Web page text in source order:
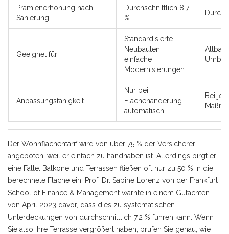
Prämienerhöhung nach
Sanierung
Durchschnittlich 8,7
%
Geeignet für
Standardisierte
Neubauten,
einfache
Modernisierungen
Anpassungsfähigkeit
Nur bei
Flächenänderung
automatisch
Bei
Der Wohnflächentarif wird von über 75 % der Versicherer
angeboten, weil er einfach zu handhaben ist. Allerdings birgt er
eine Falle: Balkone und Terrassen fließen oft nur zu 50 % in die
berechnete Fläche ein. Prof. Dr. Sabine Lorenz von der Frankfurt
School of Finance & Management warnte in einem Gutachten
von April 2023 davor, dass dies zu systematischen
Unterdeckungen von durchschnittlich 7,2 % führen kann. Wenn
Sie also Ihre Terrasse vergrößert haben, prüfen Sie genau, wie